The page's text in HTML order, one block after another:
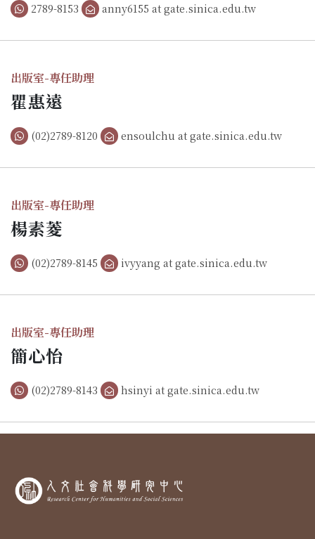
2789-8153 anny6155 at gate.sinica.edu.tw
出版室-專任助理
瞿惠遠
(02)2789-8120 ensoulchu at gate.sinica.edu.tw
出版室-專任助理
楊素菱
(02)2789-8145 ivyyang at gate.sinica.edu.tw
出版室-專任助理
簡心怡
(02)2789-8143 hsinyi at gate.sinica.edu.tw